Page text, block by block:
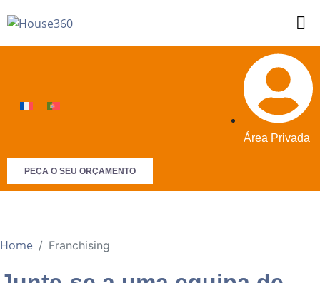
Área Privada
PEÇA O SEU ORÇAMENTO
Home Franchising